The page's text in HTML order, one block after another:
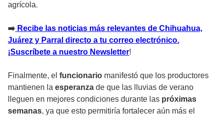
agrícola.
➡️ Recibe las noticias más relevantes de Chihuahua,
Juárez y Parral directo a tu correo electrónico.
¡Suscríbete a nuestro Newsletter!
Finalmente, el funcionario manifestó que los productores
mantienen la esperanza de que las lluvias de verano
lleguen en mejores condiciones durante las próximas
semanas, ya que esto permitiría fortalecer aún más el